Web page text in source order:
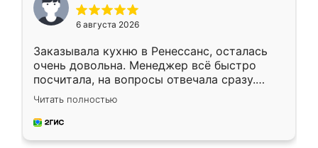
6 августа 2026
Заказывала кухню в Ренессанс, осталась
очень довольна. Менеджер всё быстро
посчитала, на вопросы отвечала сразу.
Замерщик приехал в субботу, подошёл к
делу со всей ответственностью. Собрали
за день, ребята работали аккуратно, даже
Читать полностью